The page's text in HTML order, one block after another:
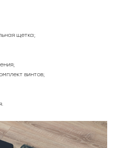
щетка;
винтов;